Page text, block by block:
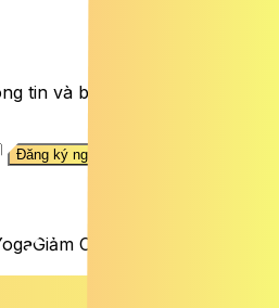
tin và bài viết sức khỏe
Đăng ký ngay
Giảm Cân